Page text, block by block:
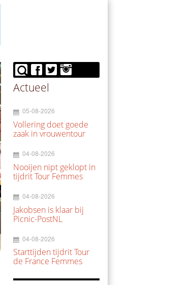
Actueel
05-08-2026
Vollering doet goede
zaak in vrouwentour
04-08-2026
Nooijen nipt geklopt in
tijdrit Tour Femmes
04-08-2026
Jakobsen is klaar bij
Picnic-PostNL
04-08-2026
Starttijden tijdrit Tour
de France Femmes